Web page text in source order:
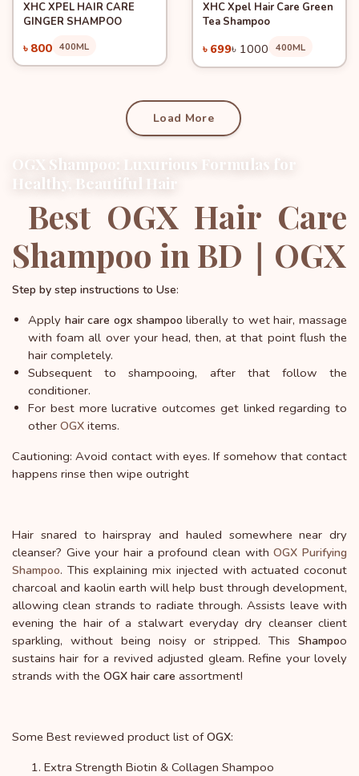
Quick ViewAdd to Cart
XHC XPEL HAIR CARE
GINGER SHAMPOO
৳ 800 400ML
Quick ViewAdd to Cart
XHC Xpel Hair Care Green
Tea Shampoo
৳ 699৳ 1000 400ML
Load More
OGX Shampoo: Luxurious Formulas for
Healthy, Beautiful Hair
Best OGX Hair Care
Shampoo in BD｜OGX
Step by step instructions to Use:
Apply hair care ogx shampoo liberally to wet hair, massage
with foam all over your head, then, at that point flush the
hair completely.
Subsequent to shampooing, after that follow the
conditioner.
For best more lucrative outcomes get linked regarding to
other OGX items.
Cautioning: Avoid contact with eyes. If somehow that contact
happens rinse then wipe outright
Hair snared to hairspray and hauled somewhere near dry
cleanser? Give your hair a profound clean withOGX Purifying
Shampoo. This explaining mix injected with actuated coconut
charcoal and kaolin earth will help bust through development,
allowing clean strands to radiate through. Assists leave with
evening the hair of a stalwart everyday dry cleanser client
sparkling, without being noisy or stripped. This Shampoo
sustains hair for a revived adjusted gleam. Refine your lovely
strands with the OGX hair care assortment!
Some Best reviewed product list ofOGX:
Extra Strength Biotin & Collagen Shampoo